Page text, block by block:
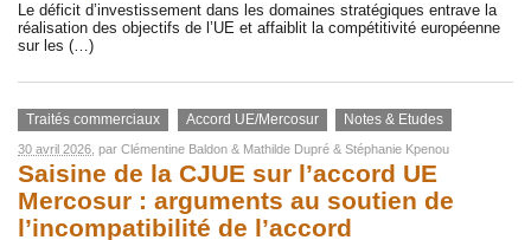
Le déficit d’investissement dans les domaines stratégiques entrave la
réalisation des objectifs de l’UE et affaiblit la compétitivité européenne
sur les (…)
Traités commerciaux Accord UE/Mercosur Notes & Etudes
30 avril 2026 , par Clémentine Baldon & Mathilde Dupré & Stéphanie Kpenou
Saisine de la CJUE sur l’accord UE
Mercosur : arguments au soutien de
l’incompatibilité de l’accord